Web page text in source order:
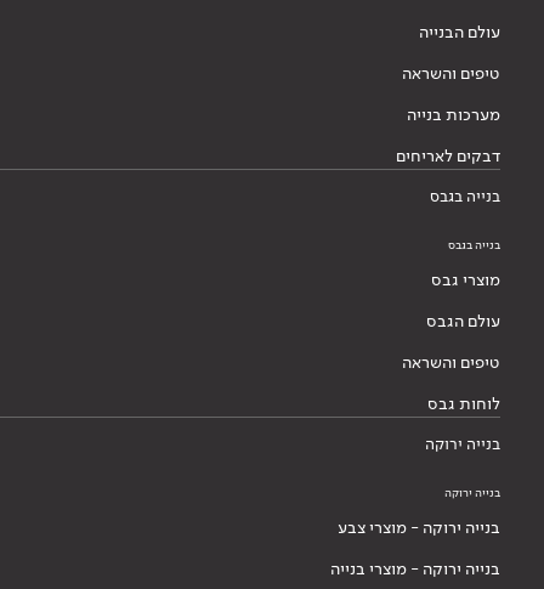
עולם הבנייה
טיפים והשראה
מערכות בנייה
דבקים לאריחים
בנייה בגבס
בנייה בגבס
מוצרי גבס
עולם הגבס
טיפים והשראה
לוחות גבס
בנייה ירוקה
בנייה ירוקה
בנייה ירוקה - מוצרי צבע
בנייה ירוקה - מוצרי בנייה